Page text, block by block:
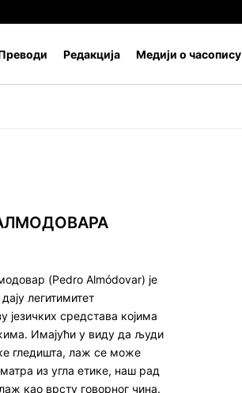
Редакција Медији о часопису
(Pedro Almódovar) је
легитимитет
средстава којима
Имајући у виду да људи
гледишта, лаж се може
из угла етике, наш рад
као врсту говорног чина.